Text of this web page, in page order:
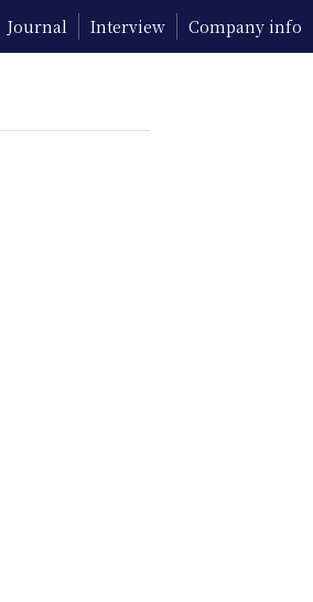
Journal Interview Company info